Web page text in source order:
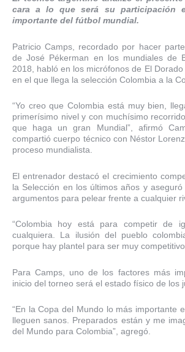
cara a lo que será su participación
importante del fútbol mundial.
Patricio Camps, recordado por hacer
de José Pékerman en los mundiales de
2018, habló en los micrófonos de El
en el que llega la selección Colombia a la
“Yo creo que Colombia está muy bien,
primerísimo nivel y con muchísimo
que haga un gran Mundial”, afirmó
compartió cuerpo técnico con Néstor
proceso mundialista.
El entrenador destacó el crecimiento
la Selección en los últimos años y
argumentos para pelear frente a cualquier
“Colombia hoy está para competir de
cualquiera. La ilusión del pueblo
porque hay plantel para ser muy
Para Camps, uno de los factores más
inicio del torneo será el estado físico de los
“En la Copa del Mundo lo más importante
lleguen sanos. Preparados están y me
del Mundo para Colombia”, agregó.